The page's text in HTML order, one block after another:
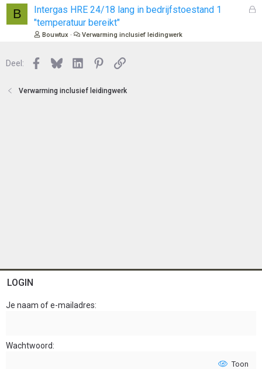
n
B
G
Intergas HRE 24/18 lang in bedrijfstoestand 1
"temperatuur bereikt"
Bouwtux Verwarming inclusief leidingwerk
Deel: Facebook
BlueskyLinkedInPinterest
Link
Verwarming inclusief leidingwerk
LOGIN
Je naam of e-mailadres
Wachtwoord
Toon